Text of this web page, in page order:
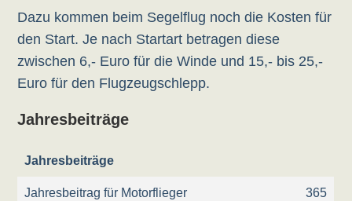
Dazu kommen beim Segelflug noch die Kosten für
den Start. Je nach Startart betragen diese
zwischen 6,- Euro für die Winde und 15,- bis 25,-
Euro für den Flugzeugschlepp.
Jahresbeiträge
Jahresbeiträge
Jahresbeitrag für Motorflieger
365